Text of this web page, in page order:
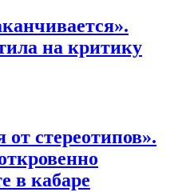
на критику
от стереотипов».
в кабаре